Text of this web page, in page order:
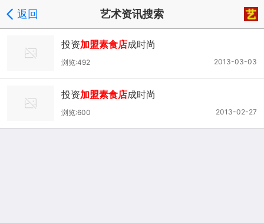
返回 艺术资讯搜索
投资加盟素食店成时尚
2013-03-03
浏览:492
投资加盟素食店成时尚
2013-02-27
浏览:600